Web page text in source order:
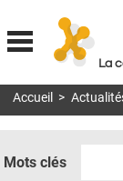
La
MON COMPTE
Accueil >
Mots clés